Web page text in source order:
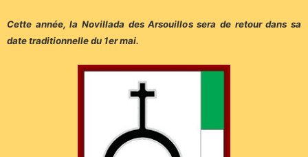
Cette année, la Novillada des Arsouillos sera de retour dans sa
date traditionnelle du 1er mai.